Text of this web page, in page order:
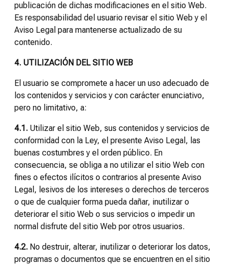
publicación de dichas modificaciones en el sitio Web.
Es responsabilidad del usuario revisar el sitio Web y el
Aviso Legal para mantenerse actualizado de su
contenido.
4. UTILIZACIÓN DEL SITIO WEB
El usuario se compromete a hacer un uso adecuado de
los contenidos y servicios y con carácter enunciativo,
pero no limitativo, a:
4.1. Utilizar el sitio Web, sus contenidos y servicios de
conformidad con la Ley, el presente Aviso Legal, las
buenas costumbres y el orden público. En
consecuencia, se obliga a no utilizar el sitio Web con
fines o efectos ilícitos o contrarios al presente Aviso
Legal, lesivos de los intereses o derechos de terceros
o que de cualquier forma pueda dañar, inutilizar o
deteriorar el sitio Web o sus servicios o impedir un
normal disfrute del sitio Web por otros usuarios.
4.2. No destruir, alterar, inutilizar o deteriorar los datos,
programas o documentos que se encuentren en el sitio